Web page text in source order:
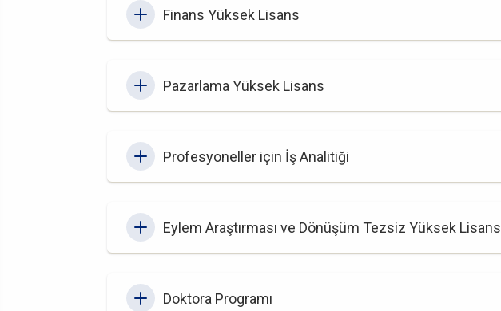
Finans Yüksek Lisans
Pazarlama Yüksek Lisans
Profesyoneller için İş Analitiği
Eylem Araştırması ve Dönüşüm Tezsiz Yüksek Lisans
Doktora Programı